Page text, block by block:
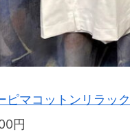
ピマコットンリラッ
円